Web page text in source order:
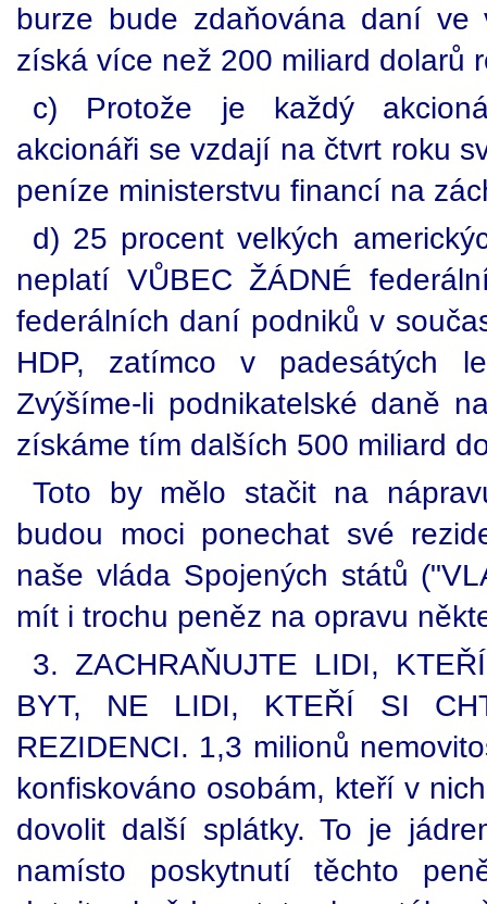
burze bude zdaňována daní
získá více než 200 miliard dolarů
c) Protože je každý
akcionáři se vzdají na čtvrt roku
peníze ministerstvu financí na
d) 25 procent velkých
neplatí VŮBEC ŽÁDNÉ
federálních daní podniků v
HDP, zatímco v padesátých
Zvýšíme-li podnikatelské daně
získáme tím dalších 500 miliard
Toto by mělo stačit na
budou moci ponechat své
naše vláda Spojených států
mít i trochu peněz na opravu
3. ZACHRAŇUJTE LIDI,
BYT, NE LIDI, KTEŘÍ SI
REZIDENCI. 1,3 milionů
konfiskováno osobám, kteří v
dovolit další splátky. To je
namísto poskytnutí těchto